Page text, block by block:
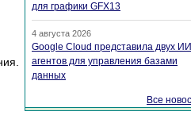
для графики GFX13
4 августа 2026
Google Cloud представила двух
агентов для управления базами
данных
Все